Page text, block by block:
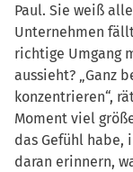
Paul. Sie weiß
Unternehmen
richtige Umgang
aussieht? „Ganz
konzentrieren“,
Moment viel
das Gefühl habe,
daran erinnern,